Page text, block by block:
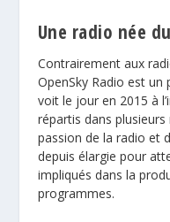
Une radio née
Contrairement aux
OpenSky Radio est
voit le jour en 2015 à
répartis dans
passion de la radio et
depuis élargie pour
impliqués dans la
programmes.